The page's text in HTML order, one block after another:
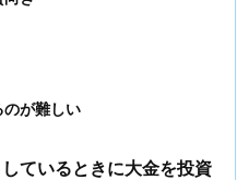
が難しい
ているときに大金を投資